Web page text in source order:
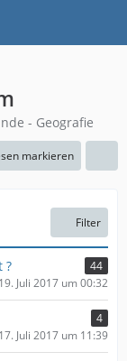
- Geografie
markieren
Filter
?
44
19. Juli 2017 um 00:32
4
17. Juli 2017 um 11:39